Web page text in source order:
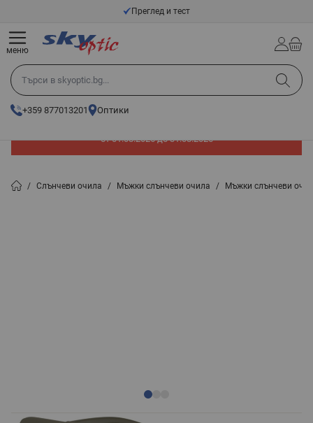
Прескачане към съдържаниетоПреглед и тест
Търси в skyoptic.bg...
+359 877013201 Оптики
меню
от 01.08.2026 до 31.08.2026
/ Слънчеви очила / Мъжки слънчеви очила / Мъжки слънчеви